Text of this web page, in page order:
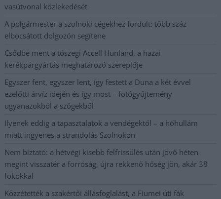
vasútvonal közlekedését
A polgármester a szolnoki cégekhez fordult: több száz
elbocsátott dolgozón segítene
Csődbe ment a tószegi Accell Hunland, a hazai
kerékpárgyártás meghatározó szereplője
Egyszer fent, egyszer lent, így festett a Duna a két évvel
ezelőtti árvíz idején és így most – fotógyűjtemény
ugyanazokból a szögekből
Ilyenek eddig a tapasztalatok a vendégektől – a hőhullám
miatt ingyenes a strandolás Szolnokon
Nem biztató: a hétvégi kisebb felfrissülés után jövő héten
megint visszatér a forróság, újra rekkenő hőség jön, akár 38
fokokkal
Közzétették a szakértői állásfoglalást, a Fiumei úti fák